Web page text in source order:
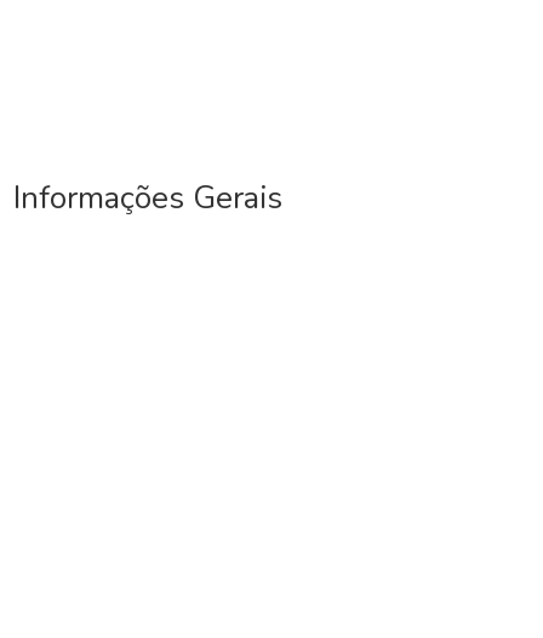
Informações Gerais